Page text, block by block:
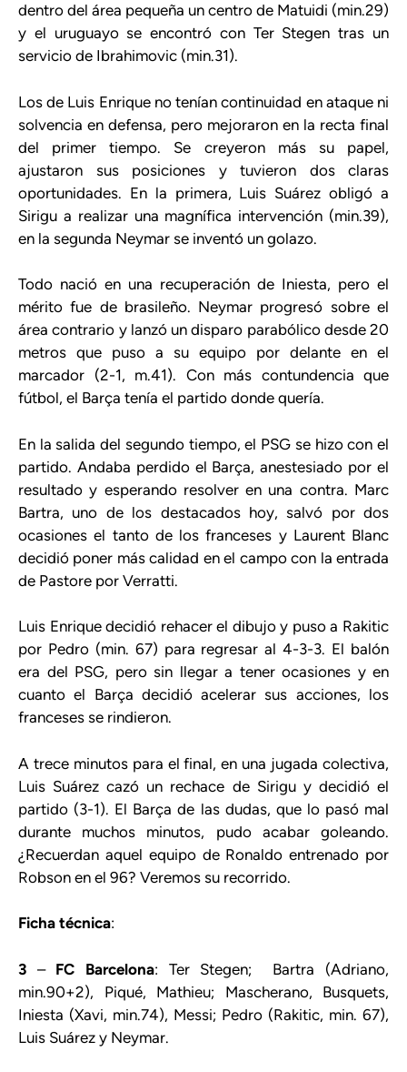
dentro del área pequeña un centro de Matuidi (min.29)
y el uruguayo se encontró con Ter Stegen tras un
servicio de Ibrahimovic (min.31).
Los de Luis Enrique no tenían continuidad en ataque ni
solvencia en defensa, pero mejoraron en la recta final
del primer tiempo. Se creyeron más su papel,
ajustaron sus posiciones y tuvieron dos claras
oportunidades. En la primera, Luis Suárez obligó a
Sirigu a realizar una magnífica intervención (min.39),
en la segunda Neymar se inventó un golazo.
Todo nació en una recuperación de Iniesta, pero el
mérito fue de brasileño. Neymar progresó sobre el
área contrario y lanzó un disparo parabólico desde 20
metros que puso a su equipo por delante en el
marcador (2-1, m.41). Con más contundencia que
fútbol, el Barça tenía el partido donde quería.
En la salida del segundo tiempo, el PSG se hizo con el
partido. Andaba perdido el Barça, anestesiado por el
resultado y esperando resolver en una contra. Marc
Bartra, uno de los destacados hoy, salvó por dos
ocasiones el tanto de los franceses y Laurent Blanc
decidió poner más calidad en el campo con la entrada
de Pastore por Verratti.
Luis Enrique decidió rehacer el dibujo y puso a Rakitic
por Pedro (min. 67) para regresar al 4-3-3. El balón
era del PSG, pero sin llegar a tener ocasiones y en
cuanto el Barça decidió acelerar sus acciones, los
franceses se rindieron.
A trece minutos para el final, en una jugada colectiva,
Luis Suárez cazó un rechace de Sirigu y decidió el
partido (3-1). El Barça de las dudas, que lo pasó mal
durante muchos minutos, pudo acabar goleando.
¿Recuerdan aquel equipo de Ronaldo entrenado por
Robson en el 96? Veremos su recorrido.
Ficha técnica:
3 – FC Barcelona: Ter Stegen; Bartra (Adriano,
min.90+2), Piqué, Mathieu; Mascherano, Busquets,
Iniesta (Xavi, min.74), Messi; Pedro (Rakitic, min. 67),
Luis Suárez y Neymar.